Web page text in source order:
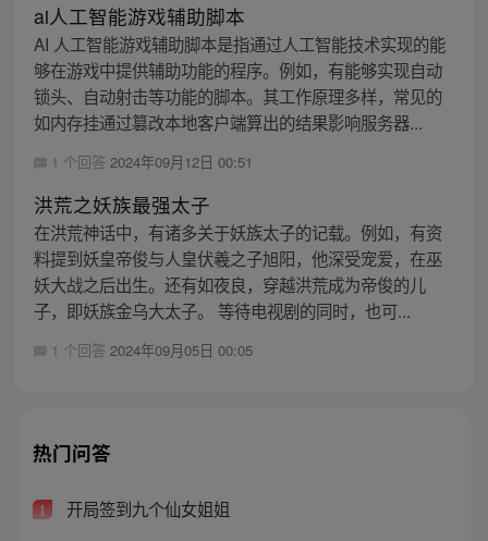
ai人工智能游戏辅助脚本
AI 人工智能游戏辅助脚本是指通过人工智能技术实现的能
够在游戏中提供辅助功能的程序。例如，有能够实现自动
锁头、自动射击等功能的脚本。其工作原理多样，常见的
如内存挂通过篡改本地客户端算出的结果影响服务器...
1 个回答 2024年09月12日 00:51
洪荒之妖族最强太子
在洪荒神话中，有诸多关于妖族太子的记载。例如，有资
料提到妖皇帝俊与人皇伏羲之子旭阳，他深受宠爱，在巫
妖大战之后出生。还有如夜良，穿越洪荒成为帝俊的儿
子，即妖族金乌大太子。 等待电视剧的同时，也可...
1 个回答 2024年09月05日 00:05
热门问答
1 开局签到九个仙女姐姐